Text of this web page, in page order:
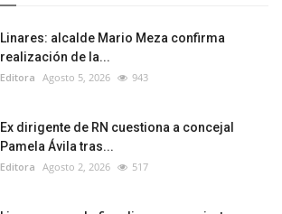
Linares: alcalde Mario Meza confirma
realización de la...
Editora Agosto 5, 2026 943
Ex dirigente de RN cuestiona a concejal
Pamela Ávila tras...
Editora Agosto 2, 2026 517